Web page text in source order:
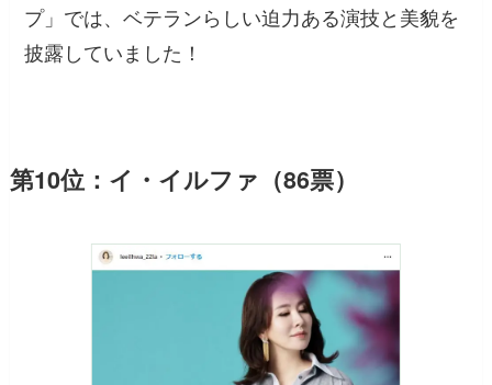
プ」では、ベテランらしい迫力ある演技と美貌を
披露していました！
第10位：イ・イルファ（86票）